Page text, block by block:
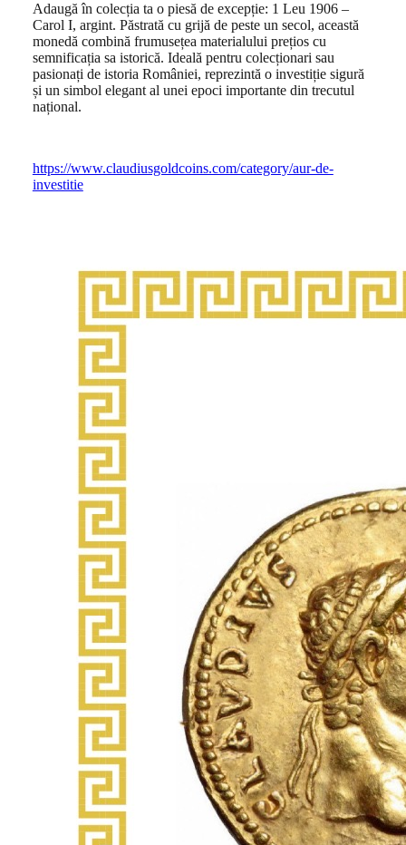
Adaugă în colecția ta o piesă de excepție: 1 Leu 1906 –
Carol I, argint. Păstrată cu grijă de peste un secol, această
monedă combină frumusețea materialului prețios cu
semnificația sa istorică. Ideală pentru colecționari sau
pasionați de istoria României, reprezintă o investiție sigură
și un simbol elegant al unei epoci importante din trecutul
național.
https://www.claudiusgoldcoins.com/category/aur-de-
investitie